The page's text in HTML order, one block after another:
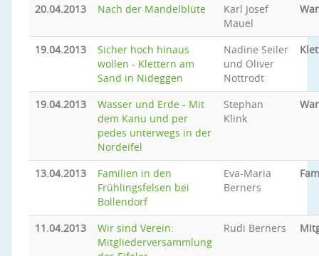
20.04.2013 Nach der Mandelblüte
Karl Josef
Mauel
19.04.2013
Sicher hoch hinaus
wollen - Klettern am
Sand in Nideggen
Nadine Seiler
und Oliver
Nottrodt
19.04.2013
Wasser und Erde - Mit
dem Kanu und per
pedes unterwegs in der
Nordeifel
Stephan
Klink
13.04.2013
Familien in den
Frühlingsfelsen bei
Bollendorf
Eva-Maria
Berners
11.04.2013
Wir sind Verein:
Mitgliederversammlung
Rudi Berners